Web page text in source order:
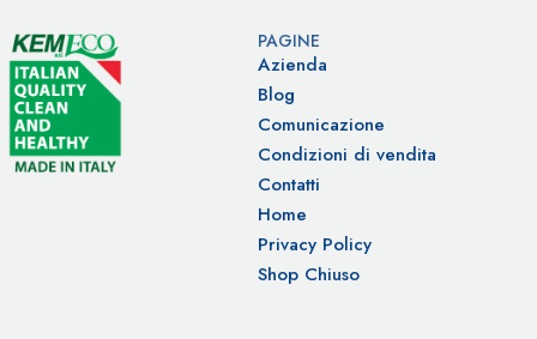
PAGINE
Azienda
Blog
Comunicazione
Condizioni di vendita
Contatti
Home
Privacy Policy
Shop Chiuso